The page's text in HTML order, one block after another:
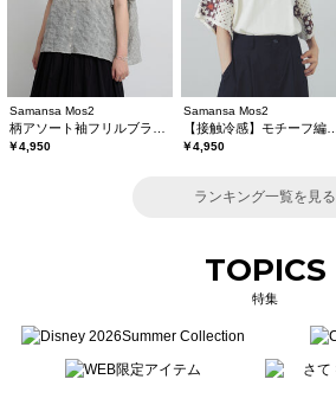
Samansa Mos2
￥4,950
Samansa Mos2
￥4,950
ランキング一覧を見る
TOPICS
特集